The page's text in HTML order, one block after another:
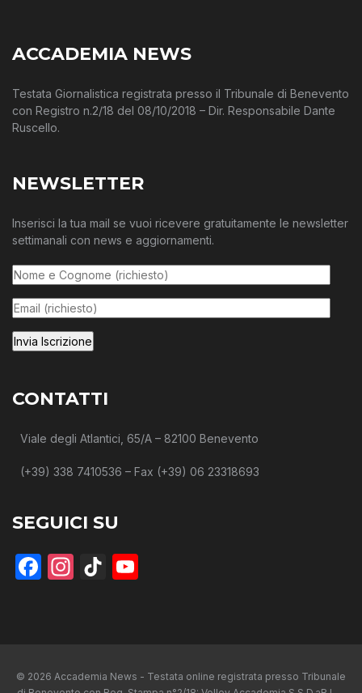
ACCADEMIA NEWS
Testata Giornalistica registrata presso il Tribunale di Benevento
con Registro n.2/18 del 08/10/2018 – Dir. Responsabile Dante
Ruscello.
NEWSLETTER
Inserisci la tua mail se vuoi ricevere gratuitamente le newsletter
settimanali con news e aggiornamenti.
CONTATTI
Viale degli Atlantici, 65/A – 82100 Benevento
(+39) 338 7410536 – Fax (+39) 06 23318693
SEGUICI SU
Facebook
Instagram
TikTok
© 2026 Accademia News - Testata online registrata presso Tribunale